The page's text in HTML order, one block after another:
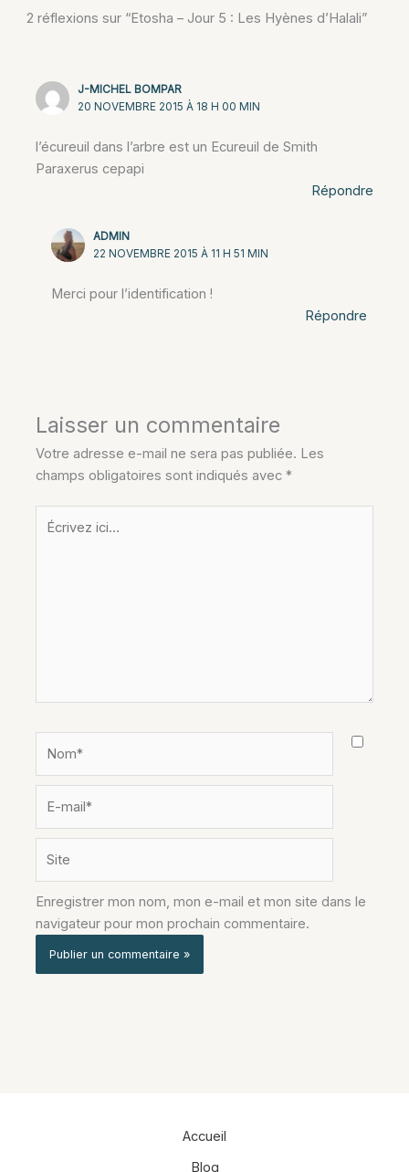
2 réflexions sur “Etosha – Jour 5 : Les Hyènes d’Halali”
J-MICHEL BOMPAR
20 NOVEMBRE 2015 À 18 H 00 MIN
l’écureuil dans l’arbre est un Ecureuil de Smith
Paraxerus cepapi
Répondre
ADMIN
22 NOVEMBRE 2015 À 11 H 51 MIN
Merci pour l’identification !
Répondre
Laisser un commentaire
Votre adresse e-mail ne sera pas publiée. Les
champs obligatoires sont indiqués avec*
Écrivez
mail*
Enregistrer mon nom, mon e-mail et mon site dans le
navigateur pour mon prochain commentaire.
Accueil
Blog